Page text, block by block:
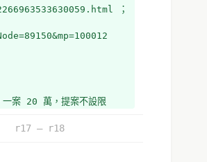
；
一案 20 萬，提案不設限
r17 – r18